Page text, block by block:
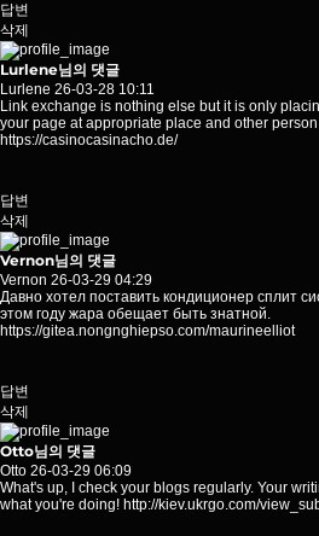
답변
삭제
Lurlene님의 댓글
Lurlene 26-03-28 10:11
Link exchange is nothing else but it is only
your page at appropriate place and other
https://casinocasinacho.de/
답변
삭제
Vernon님의 댓글
Vernon 26-03-29 04:29
Давно хотел поставить кондиционер сплит
этом году жара обещает быть знатной.
https://gitea.nongnghiepso.com/maurineelliot
답변
삭제
Otto님의 댓글
Otto 26-03-29 06:09
What's up, I check your blogs regularly. Your
what you're doing! http://kiev.ukrgo.com/